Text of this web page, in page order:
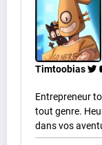
Timtoobias
Entrepreneur
tout genre.
dans vos